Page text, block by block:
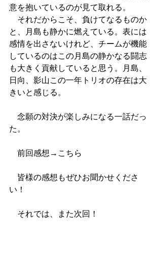
意を抱いているのが見て取れる。
それだからこそ、負けてなるものか
と、月島も静かに燃えている。表には
感情を出さないけれど、チームが機能
しているのはこの月島の静かなる闘志
も大きく貢献していると思う。月島、
日向、影山この一年トリオの存在は大
きいと感じる。
念願の対決が楽しみになる一話だっ
た。
前回感想→こちら
皆様の感想もぜひお聞かせくださ
い！
それでは、また次回！